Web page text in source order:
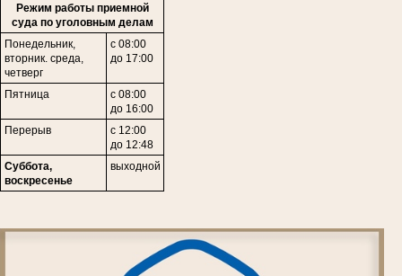
Режим работы приемной
суда по уголовным делам
Понедельник,
вторник. среда,
четверг
с 08:00
до 17:00
Пятница
с 08:00
до 16:00
Перерыв
с 12:00
до 12:48
Суббота,
воскресенье
выходной